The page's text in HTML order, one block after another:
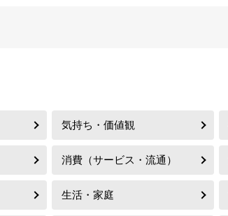
気持ち・価値観
消費（サービス・流通）
生活・家庭